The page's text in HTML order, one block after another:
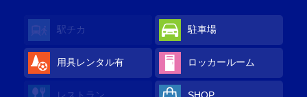
駅チカ 駐車場
用具レンタル有 ロッカールーム